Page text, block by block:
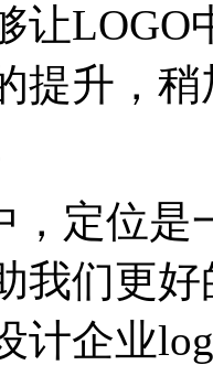
让
提升，
，定位是
我们更
计企业